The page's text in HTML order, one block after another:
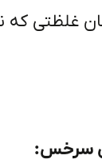
غلظتی که